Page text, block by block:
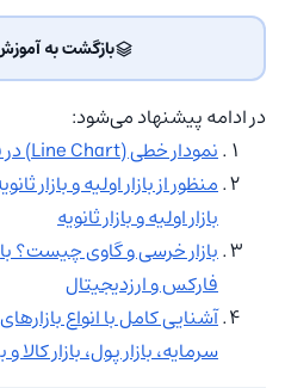
بازگشت به
در ادامه پیشنهاد می‌شود:
نمودار خطی (Line Chart) در فارکس چیست؟
منظور از بازار اولیه و
بازار اولیه و بازار ثانویه
بازار خرسی و گاوی چیست؟
فارکس و ارزدیجیتال
آشنایی کامل با انواع
سرمایه، بازار پول، بازار کالا و